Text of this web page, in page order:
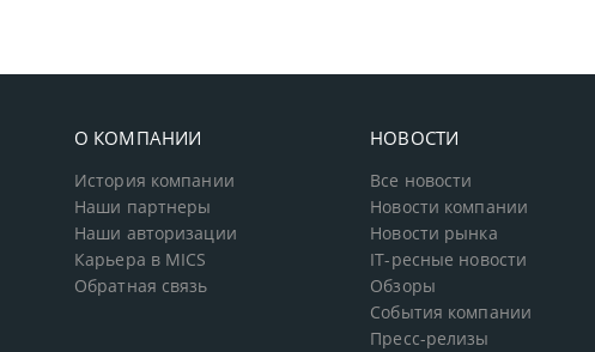
О КОМПАНИИ
История компании
Наши партнеры
Наши авторизации
Карьера в MICS
Обратная связь
НОВОСТИ
Все новости
Новости компании
Новости рынка
IT-ресные новости
Обзоры
События компании
Пресс-релизы